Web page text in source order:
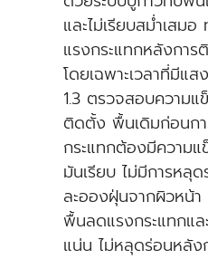
และไม่เรียบสม่ำเสม
แรงกระแทกหลังกา
โดยเฉพาะเวลาที่มีแส
1.3 ตรวจสอบความ
ติดตั้ง พื้นเดิมก่อนก
กระแทกต้องมีความ
มันเรียบ ไม่มีการหลุ
ละอองฝุ่นจากผิวหน้า
พื้นลดแรงกระแทกแ
แน่น ไม่หลุดร่อนหลัง